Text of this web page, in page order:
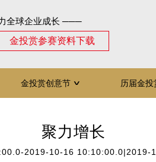
全球企业成长 ───
金投赏参赛资料下载
金投赏创意节 ∨ 历届金投
聚力增长
2019-10-16 10:10:00.0|2019-